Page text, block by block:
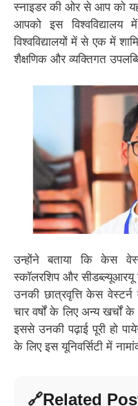
स्नाइडर की ओर से आप को
आपको इस
विश्वविद्यालयों में से एक में
शैक्षणिक और व्यक्तिगत
उन्होंने बताया कि केस
स्कॉलरशिप और सीडब्ल्यूआरयू
उनकी छात्रवृत्ति केस
चार वर्षों के लिए अन्य खर्चों
इससे उनकी पढ़ाई पूरी हो
के लिए इस यूनिवर्सिटी में
Related